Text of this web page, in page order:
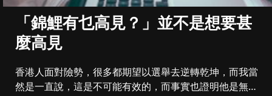
「錦鯉有乜高見？」並不是想要甚
麼高見
香港人面對險勢，很多都期望以選舉去逆轉乾坤，而我當
然是一直說，這是不可能有效的，而事實也證明他是無效